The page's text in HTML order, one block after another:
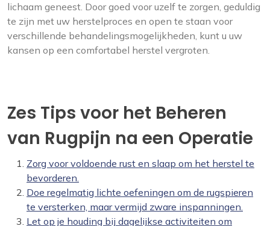
lichaam geneest. Door goed voor uzelf te zorgen, geduldig
te zijn met uw herstelproces en open te staan voor
verschillende behandelingsmogelijkheden, kunt u uw
kansen op een comfortabel herstel vergroten.
Zes Tips voor het Beheren
van Rugpijn na een Operatie
Zorg voor voldoende rust en slaap om het herstel te
bevorderen.
Doe regelmatig lichte oefeningen om de rugspieren
te versterken, maar vermijd zware inspanningen.
Let op je houding bij dagelijkse activiteiten om